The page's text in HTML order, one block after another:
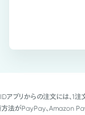
アプリからの注文には、1
法がPayPay、Amazon